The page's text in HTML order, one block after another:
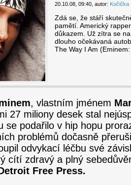
20.10.08, 09:40, autor: Kočička
Zdá se, že stáří
pamětí. Americký
důkazem. Už zítra se
dlouho očekávaná
The Way I Am
, vlastním jménem
27 miliony desek stal
se podařilo v hip hopu
problémů dočasně
odvykací léčbu své
cítí zdravý a plný
Free Press.